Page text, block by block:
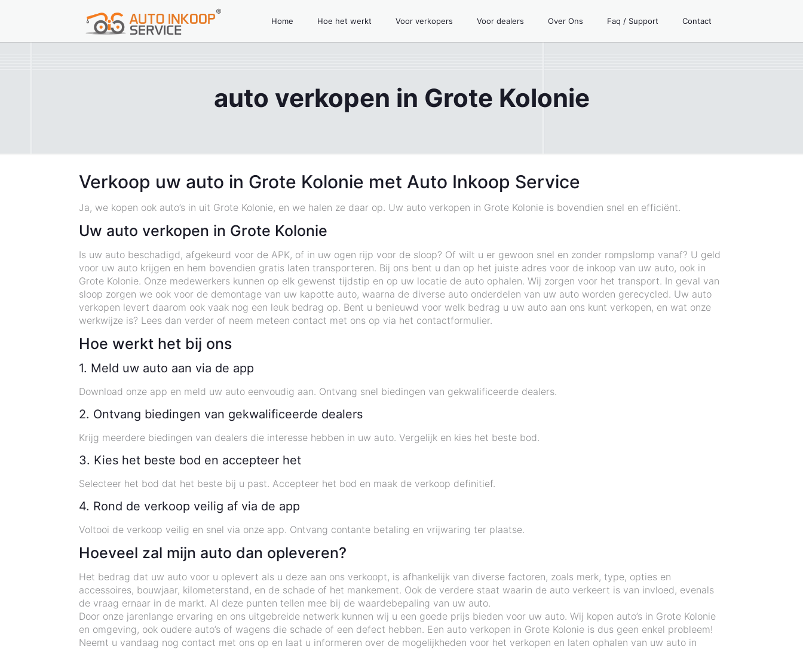
Home Hoe het werkt Voor verkopers Voor dealers Over Ons Faq / Support Contact
auto verkopen in Grote Kolonie
Verkoop uw auto in Grote Kolonie met Auto Inkoop Service
Ja, we kopen ook auto’s in uit Grote Kolonie, en we halen ze daar op. Uw auto verkopen in Grote Kolonie is bovendien snel en efficiënt.
Uw auto verkopen in Grote Kolonie
Is uw auto beschadigd, afgekeurd voor de APK, of in uw ogen rijp voor de sloop? Of wilt u er gewoon snel en zonder rompslomp vanaf? U geld
voor uw auto krijgen en hem bovendien gratis laten transporteren. Bij ons bent u dan op het juiste adres voor de inkoop van uw auto, ook in
Grote Kolonie. Onze medewerkers kunnen op elk gewenst tijdstip en op uw locatie de auto ophalen. Wij zorgen voor het transport. In geval van
sloop zorgen we ook voor de demontage van uw kapotte auto, waarna de diverse auto onderdelen van uw auto worden gerecycled. Uw auto
verkopen levert daarom ook vaak nog een leuk bedrag op. Bent u benieuwd voor welk bedrag u uw auto aan ons kunt verkopen, en wat onze
werkwijze is? Lees dan verder of neem meteen contact met ons op via het contactformulier.
Hoe werkt het bij ons
1. Meld uw auto aan via de app
Download onze app en meld uw auto eenvoudig aan. Ontvang snel biedingen van gekwalificeerde dealers.
2. Ontvang biedingen van gekwalificeerde dealers
Krijg meerdere biedingen van dealers die interesse hebben in uw auto. Vergelijk en kies het beste bod.
3. Kies het beste bod en accepteer het
Selecteer het bod dat het beste bij u past. Accepteer het bod en maak de verkoop definitief.
4. Rond de verkoop veilig af via de app
Voltooi de verkoop veilig en snel via onze app. Ontvang contante betaling en vrijwaring ter plaatse.
Hoeveel zal mijn auto dan opleveren?
Het bedrag dat uw auto voor u oplevert als u deze aan ons verkoopt, is afhankelijk van diverse factoren, zoals merk, type, opties en
accessoires, bouwjaar, kilometerstand, en de schade of het mankement. Ook de verdere staat waarin de auto verkeert is van invloed, evenals
de vraag ernaar in de markt. Al deze punten tellen mee bij de waardebepaling van uw auto.
Door onze jarenlange ervaring en ons uitgebreide netwerk kunnen wij u een goede prijs bieden voor uw auto. Wij kopen auto’s in Grote Kolonie
en omgeving, ook oudere auto’s of wagens die schade of een defect hebben. Een auto verkopen in Grote Kolonie is dus geen enkel probleem!
Neemt u vandaag nog contact met ons op en laat u informeren over de mogelijkheden voor het verkopen en laten ophalen van uw auto in